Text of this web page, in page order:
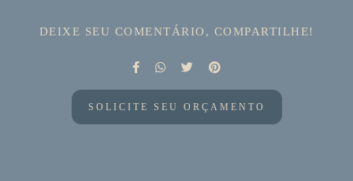
DEIXE SEU COMENTÁRIO, COMPARTILHE!
SOLICITE SEU ORÇAMENTO